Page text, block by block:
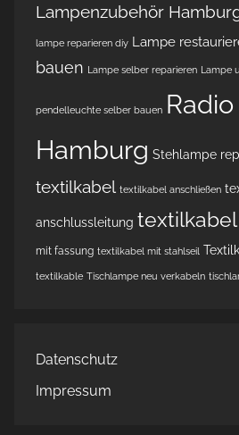
Lampenzubehör
lampe reparieren diy Lampe
bauen Lampe selber reparieren Lampe
pendelleuchte selber bauen
Hamburg Stehlampe
textilkabel textilkabel anschließen
anschlussleitung
mit fassung textilkabel mit stahlseil
textilkable Tischlampe neu verkabeln
Datenschutz
Impressum